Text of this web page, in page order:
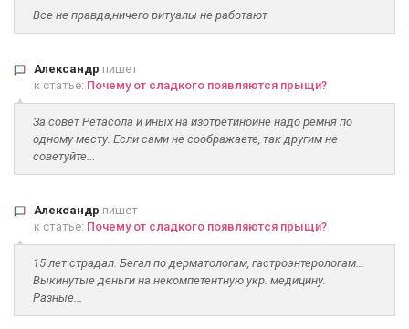
Все не правда,ничего ритуалы не работают
Александр пишет
к статье: Почему от сладкого появляются прыщи?
За совет Ретасола и иных на изотретиноине надо ремня по
одному месту. Если сами не соображаете, так другим не
советуйте...
Александр пишет
к статье: Почему от сладкого появляются прыщи?
15 лет страдал. Бегал по дерматологам, гастроэнтерологам...
Выкинутые деньги на некомпетентную укр. медицину.
Разные...